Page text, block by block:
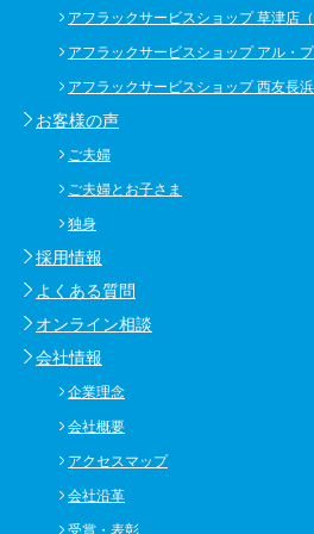
アフラックサービスショップ 草津店（
アフラックサービスショップ アル・
アフラックサービスショップ 西友長
お客様の声
ご夫婦
ご夫婦とお子さま
独身
採用情報
よくある質問
オンライン相談
会社情報
企業理念
会社概要
アクセスマップ
会社沿革
受賞・表彰